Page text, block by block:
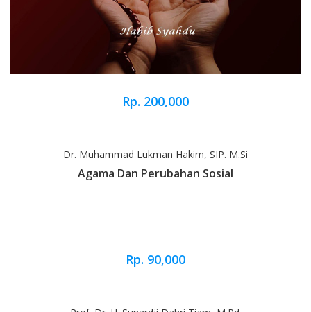
Rp. 200,000
Dr. Muhammad Lukman Hakim, SIP. M.Si
Agama Dan Perubahan Sosial
Rp. 90,000